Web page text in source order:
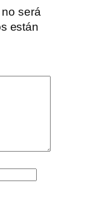
será
están